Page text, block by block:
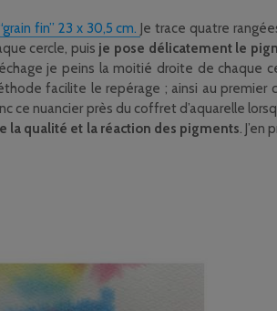
fin” 23 x 30,5 cm. Je trace quatre
cercle, puis je pose délicatement le
je peins la moitié droite de chaque
facilite le repérage ; ainsi au premier
ce nuancier près du coffret d’aquarelle
la qualité et la réaction des pigments.